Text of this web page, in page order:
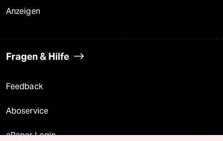
Anzeigen
Fragen & Hilfe
Feedback
Aboservice
ePaper Login